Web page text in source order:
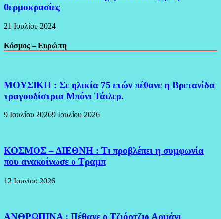
θερμοκρασίες
21 Ιουλίου 2024
Κόσμος – Ευρώπη
ΜΟΥΣΙΚΗ : Σε ηλικία 75 ετών πέθανε η Βρετανίδα
τραγουδίστρια Μπόνι Τάιλερ.
9 Ιουλίου 20269 Ιουλίου 2026
ΚΟΣΜΟΣ – ΔΙΕΘΝΗ : Τι προβλέπει η συμφωνία
που ανακοίνωσε ο Τραμπ
12 Ιουνίου 2026
ΑΝΘΡΩΠΙΝΑ : Πέθανε ο Τζιόρτζιο Αρμάνι